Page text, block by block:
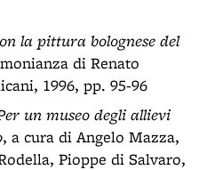
la pittura bolognese del
di Renato
1996, pp. 95-96
un museo degli allievi
, a cura di Angelo Mazza,
Pioppe di Salvaro,